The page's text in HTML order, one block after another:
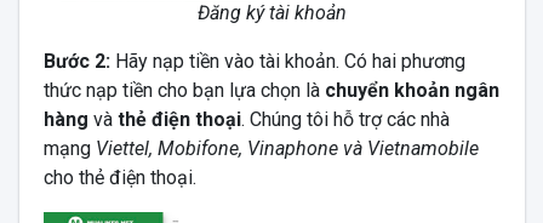
Đăng ký tài khoản
Bước 2:Hãy nạp tiền vào tài khoản. Có hai phương
thức nạp tiền cho bạn lựa chọn là chuyển khoản ngân
hàng và thẻ điện thoại. Chúng tôi hỗ trợ các nhà
mạng Viettel, Mobifone, Vinaphone và Vietnamobile
cho thẻ điện thoại.